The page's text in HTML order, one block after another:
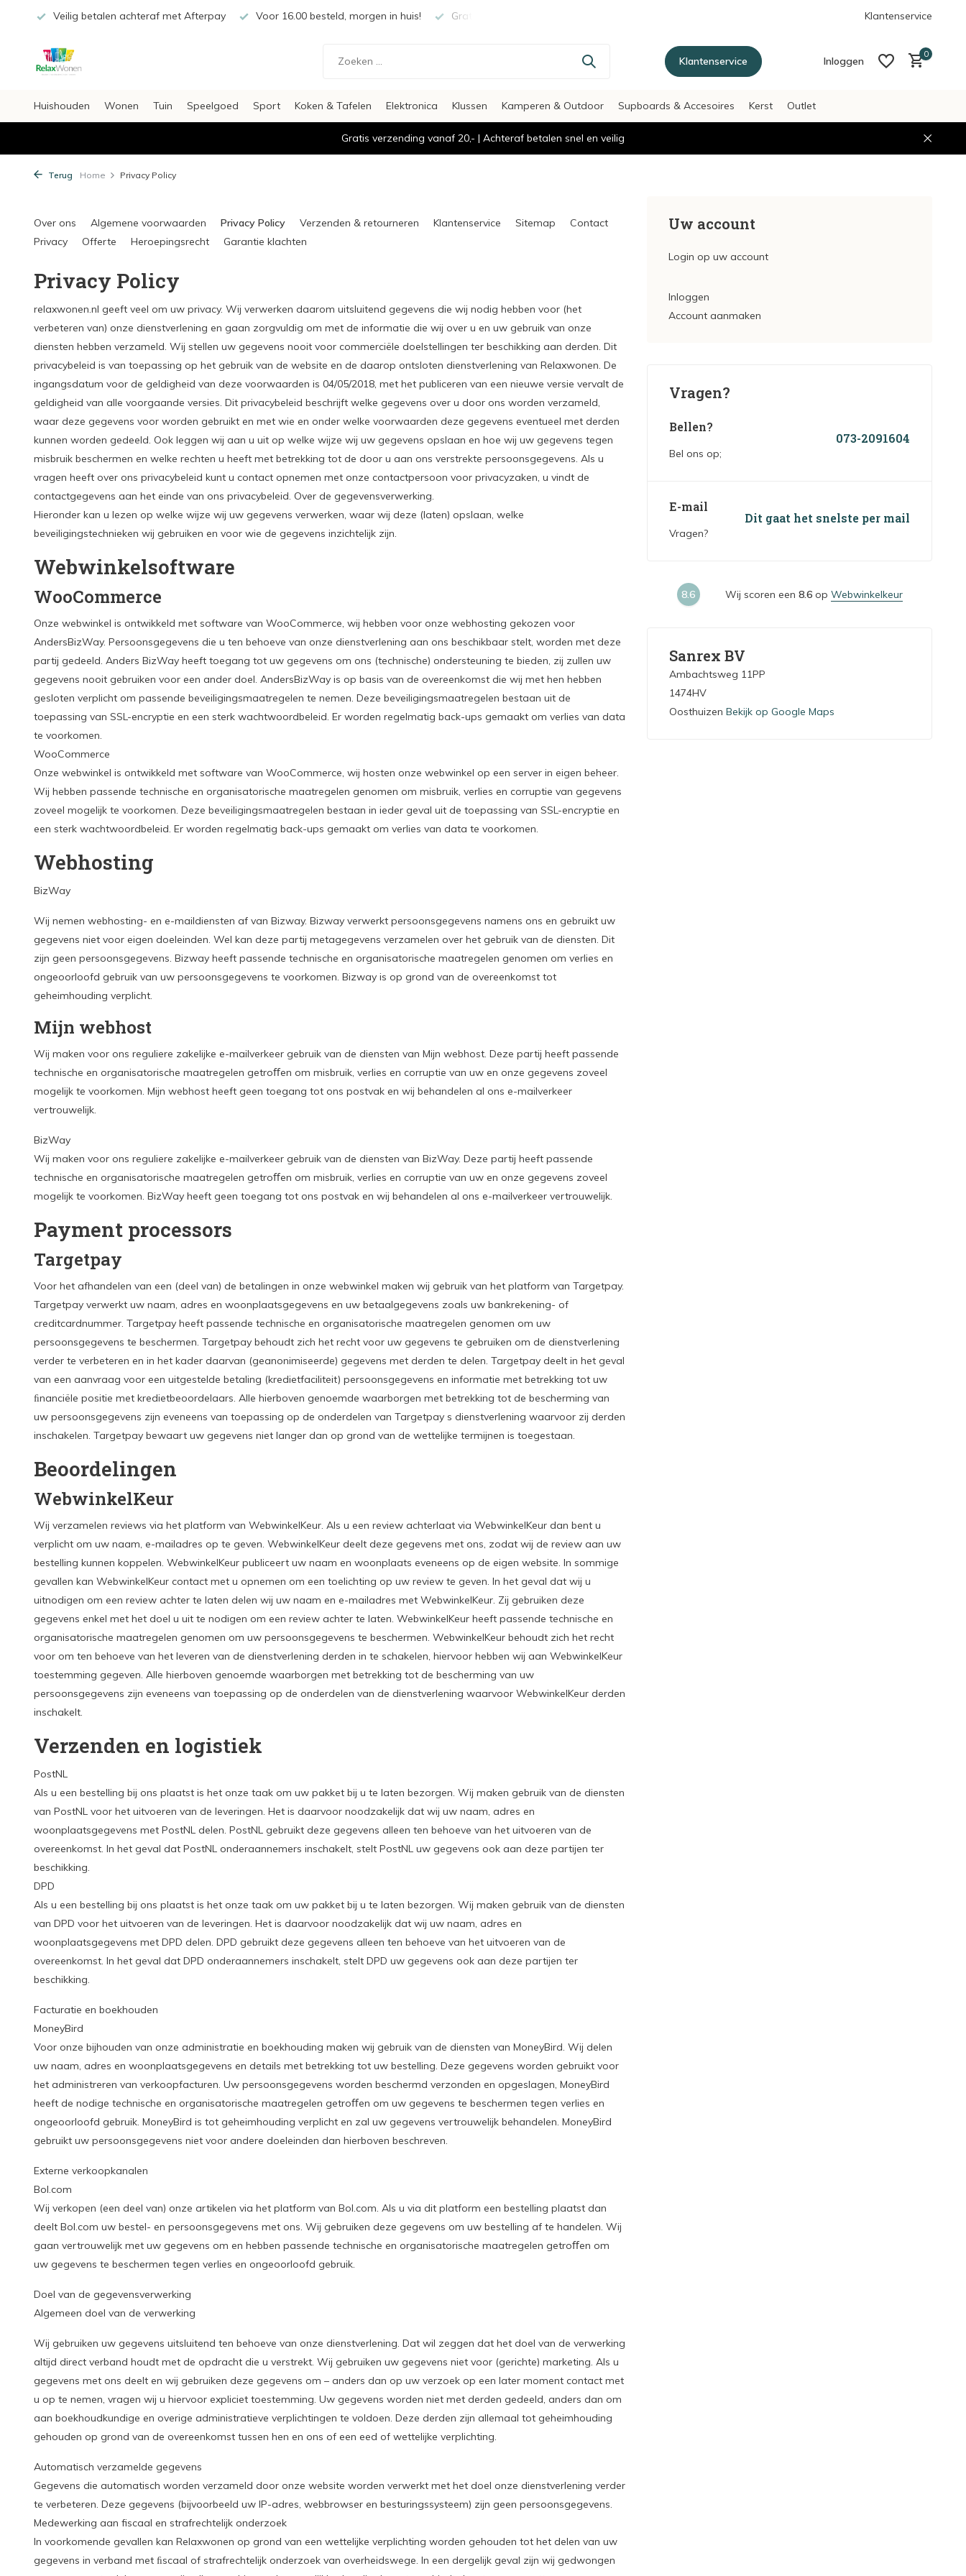
Veilig betalen achteraf met Afterpay Voor 16.00 besteld, morgen in huis! Gratis verzending vanaf €20,- Klantenservice
Klantenservice Inloggen
0
Huishouden Wonen Tuin Speelgoed Sport Koken & Tafelen Elektronica Klussen Kamperen & Outdoor Supboards & Accesoires Kerst Outlet
Gratis verzending vanaf 20,- | Achteraf betalen snel en veilig
Terug Home Privacy Policy
Over ons Algemene voorwaarden Privacy Policy Verzenden & retourneren Klantenservice Sitemap
Contact
Privacy
Offerte Heroepingsrecht Garantie klachten
Privacy Policy
relaxwonen.nl geeft veel om uw privacy. Wij verwerken daarom uitsluitend gegevens die wij nodig hebben voor (het
verbeteren van) onze dienstverlening en gaan zorgvuldig om met de informatie die wij over u en uw gebruik van onze
diensten hebben verzameld. Wij stellen uw gegevens nooit voor commerciële doelstellingen ter beschikking aan derden. Dit
privacybeleid is van toepassing op het gebruik van de website en de daarop ontsloten dienstverlening van Relaxwonen. De
ingangsdatum voor de geldigheid van deze voorwaarden is 04/05/2018, met het publiceren van een nieuwe versie vervalt de
geldigheid van alle voorgaande versies. Dit privacybeleid beschrijft welke gegevens over u door ons worden verzameld,
waar deze gegevens voor worden gebruikt en met wie en onder welke voorwaarden deze gegevens eventueel met derden
kunnen worden gedeeld. Ook leggen wij aan u uit op welke wijze wij uw gegevens opslaan en hoe wij uw gegevens tegen
misbruik beschermen en welke rechten u heeft met betrekking tot de door u aan ons verstrekte persoonsgegevens. Als u
vragen heeft over ons privacybeleid kunt u contact opnemen met onze contactpersoon voor privacyzaken, u vindt de
contactgegevens aan het einde van ons privacybeleid. Over de gegevensverwerking.
Hieronder kan u lezen op welke wijze wij uw gegevens verwerken, waar wij deze (laten) opslaan, welke
beveiligingstechnieken wij gebruiken en voor wie de gegevens inzichtelijk zijn.
Webwinkelsoftware
WooCommerce
Onze webwinkel is ontwikkeld met software van WooCommerce, wij hebben voor onze webhosting gekozen voor
AndersBizWay. Persoonsgegevens die u ten behoeve van onze dienstverlening aan ons beschikbaar stelt, worden met deze
partij gedeeld. Anders BizWay heeft toegang tot uw gegevens om ons (technische) ondersteuning te bieden, zij zullen uw
gegevens nooit gebruiken voor een ander doel. AndersBizWay is op basis van de overeenkomst die wij met hen hebben
gesloten verplicht om passende beveiligingsmaatregelen te nemen. Deze beveiligingsmaatregelen bestaan uit de
toepassing van SSL-encryptie en een sterk wachtwoordbeleid. Er worden regelmatig back-ups gemaakt om verlies van data
te voorkomen.
WooCommerce
Onze webwinkel is ontwikkeld met software van WooCommerce, wij hosten onze webwinkel op een server in eigen beheer.
Wij hebben passende technische en organisatorische maatregelen genomen om misbruik, verlies en corruptie van gegevens
zoveel mogelijk te voorkomen. Deze beveiligingsmaatregelen bestaan in ieder geval uit de toepassing van SSL-encryptie en
een sterk wachtwoordbeleid. Er worden regelmatig back-ups gemaakt om verlies van data te voorkomen.
Webhosting
BizWay
Wij nemen webhosting- en e-maildiensten af van Bizway. Bizway verwerkt persoonsgegevens namens ons en gebruikt uw
gegevens niet voor eigen doeleinden. Wel kan deze partij metagegevens verzamelen over het gebruik van de diensten. Dit
zijn geen persoonsgegevens. Bizway heeft passende technische en organisatorische maatregelen genomen om verlies en
ongeoorloofd gebruik van uw persoonsgegevens te voorkomen. Bizway is op grond van de overeenkomst tot
geheimhouding verplicht.
Mijn webhost
Wij maken voor ons reguliere zakelijke e-mailverkeer gebruik van de diensten van Mijn webhost. Deze partij heeft passende
technische en organisatorische maatregelen getroﬀen om misbruik, verlies en corruptie van uw en onze gegevens zoveel
mogelijk te voorkomen. Mijn webhost heeft geen toegang tot ons postvak en wij behandelen al ons e-mailverkeer
vertrouwelijk.
BizWay
Wij maken voor ons reguliere zakelijke e-mailverkeer gebruik van de diensten van BizWay. Deze partij heeft passende
technische en organisatorische maatregelen getroﬀen om misbruik, verlies en corruptie van uw en onze gegevens zoveel
mogelijk te voorkomen. BizWay heeft geen toegang tot ons postvak en wij behandelen al ons e-mailverkeer vertrouwelijk.
Payment processors
Targetpay
Voor het afhandelen van een (deel van) de betalingen in onze webwinkel maken wij gebruik van het platform van Targetpay.
Targetpay verwerkt uw naam, adres en woonplaatsgegevens en uw betaalgegevens zoals uw bankrekening- of
creditcardnummer. Targetpay heeft passende technische en organisatorische maatregelen genomen om uw
persoonsgegevens te beschermen. Targetpay behoudt zich het recht voor uw gegevens te gebruiken om de dienstverlening
verder te verbeteren en in het kader daarvan (geanonimiseerde) gegevens met derden te delen. Targetpay deelt in het geval
van een aanvraag voor een uitgestelde betaling (kredietfaciliteit) persoonsgegevens en informatie met betrekking tot uw
ﬁnanciële positie met kredietbeoordelaars. Alle hierboven genoemde waarborgen met betrekking tot de bescherming van
uw persoonsgegevens zijn eveneens van toepassing op de onderdelen van Targetpay s dienstverlening waarvoor zij derden
inschakelen. Targetpay bewaart uw gegevens niet langer dan op grond van de wettelijke termijnen is toegestaan.
Beoordelingen
WebwinkelKeur
Wij verzamelen reviews via het platform van WebwinkelKeur. Als u een review achterlaat via WebwinkelKeur dan bent u
verplicht om uw naam, e-mailadres op te geven. WebwinkelKeur deelt deze gegevens met ons, zodat wij de review aan uw
bestelling kunnen koppelen. WebwinkelKeur publiceert uw naam en woonplaats eveneens op de eigen website. In sommige
gevallen kan WebwinkelKeur contact met u opnemen om een toelichting op uw review te geven. In het geval dat wij u
uitnodigen om een review achter te laten delen wij uw naam en e-mailadres met WebwinkelKeur. Zij gebruiken deze
gegevens enkel met het doel u uit te nodigen om een review achter te laten. WebwinkelKeur heeft passende technische en
organisatorische maatregelen genomen om uw persoonsgegevens te beschermen. WebwinkelKeur behoudt zich het recht
voor om ten behoeve van het leveren van de dienstverlening derden in te schakelen, hiervoor hebben wij aan WebwinkelKeur
toestemming gegeven. Alle hierboven genoemde waarborgen met betrekking tot de bescherming van uw
persoonsgegevens zijn eveneens van toepassing op de onderdelen van de dienstverlening waarvoor WebwinkelKeur derden
inschakelt.
Verzenden en logistiek
PostNL
Als u een bestelling bij ons plaatst is het onze taak om uw pakket bij u te laten bezorgen. Wij maken gebruik van de diensten
van PostNL voor het uitvoeren van de leveringen. Het is daarvoor noodzakelijk dat wij uw naam, adres en
woonplaatsgegevens met PostNL delen. PostNL gebruikt deze gegevens alleen ten behoeve van het uitvoeren van de
overeenkomst. In het geval dat PostNL onderaannemers inschakelt, stelt PostNL uw gegevens ook aan deze partijen ter
beschikking.
DPD
Als u een bestelling bij ons plaatst is het onze taak om uw pakket bij u te laten bezorgen. Wij maken gebruik van de diensten
van DPD voor het uitvoeren van de leveringen. Het is daarvoor noodzakelijk dat wij uw naam, adres en
woonplaatsgegevens met DPD delen. DPD gebruikt deze gegevens alleen ten behoeve van het uitvoeren van de
overeenkomst. In het geval dat DPD onderaannemers inschakelt, stelt DPD uw gegevens ook aan deze partijen ter
beschikking.
Facturatie en boekhouden
MoneyBird
Voor onze bijhouden van onze administratie en boekhouding maken wij gebruik van de diensten van MoneyBird. Wij delen
uw naam, adres en woonplaatsgegevens en details met betrekking tot uw bestelling. Deze gegevens worden gebruikt voor
het administreren van verkoopfacturen. Uw persoonsgegevens worden beschermd verzonden en opgeslagen, MoneyBird
heeft de nodige technische en organisatorische maatregelen getroﬀen om uw gegevens te beschermen tegen verlies en
ongeoorloofd gebruik. MoneyBird is tot geheimhouding verplicht en zal uw gegevens vertrouwelijk behandelen. MoneyBird
gebruikt uw persoonsgegevens niet voor andere doeleinden dan hierboven beschreven.
Externe verkoopkanalen
Bol.com
Wij verkopen (een deel van) onze artikelen via het platform van Bol.com. Als u via dit platform een bestelling plaatst dan
deelt Bol.com uw bestel- en persoonsgegevens met ons. Wij gebruiken deze gegevens om uw bestelling af te handelen. Wij
gaan vertrouwelijk met uw gegevens om en hebben passende technische en organisatorische maatregelen getroﬀen om
uw gegevens te beschermen tegen verlies en ongeoorloofd gebruik.
Doel van de gegevensverwerking
Algemeen doel van de verwerking
Wij gebruiken uw gegevens uitsluitend ten behoeve van onze dienstverlening. Dat wil zeggen dat het doel van de verwerking
altijd direct verband houdt met de opdracht die u verstrekt. Wij gebruiken uw gegevens niet voor (gerichte) marketing. Als u
gegevens met ons deelt en wij gebruiken deze gegevens om – anders dan op uw verzoek op een later moment contact met
u op te nemen, vragen wij u hiervoor expliciet toestemming. Uw gegevens worden niet met derden gedeeld, anders dan om
aan boekhoudkundige en overige administratieve verplichtingen te voldoen. Deze derden zijn allemaal tot geheimhouding
gehouden op grond van de overeenkomst tussen hen en ons of een eed of wettelijke verplichting.
Automatisch verzamelde gegevens
Gegevens die automatisch worden verzameld door onze website worden verwerkt met het doel onze dienstverlening verder
te verbeteren. Deze gegevens (bijvoorbeeld uw IP-adres, webbrowser en besturingssysteem) zijn geen persoonsgegevens.
Medewerking aan fiscaal en strafrechtelijk onderzoek
In voorkomende gevallen kan Relaxwonen op grond van een wettelijke verplichting worden gehouden tot het delen van uw
gegevens in verband met ﬁscaal of strafrechtelijk onderzoek van overheidswege. In een dergelijk geval zijn wij gedwongen
Uw account
Login op uw account
Inloggen
Account aanmaken
Vragen?
Bellen?
Bel ons op;
073-2091604
E-mail
Vragen?
Dit gaat het snelste per mail
8.6 Wij scoren een 8.6op Webwinkelkeur
Sanrex BV
Ambachtsweg 11PP
1474HV
OosthuizenBekijk op Google Maps